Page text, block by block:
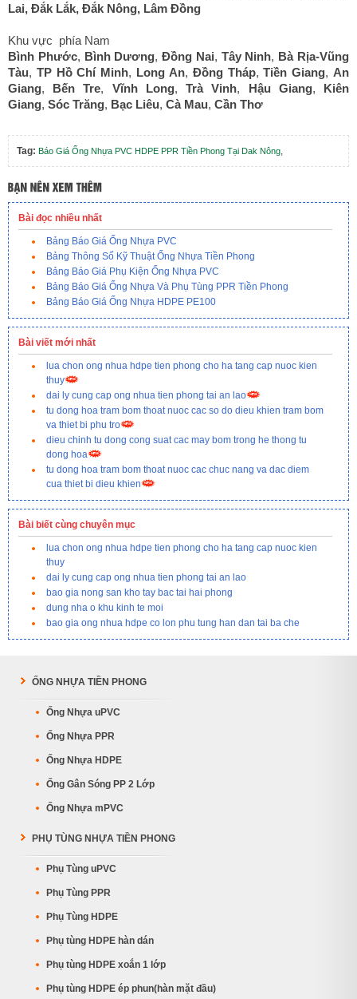
Lai, Đắk Lắk, Đắk Nông, Lâm Đồng
Khu vực phía Nam
Bình Phước, Bình Dương,Đồng Nai, Tây Ninh, Bà Rịa-Vũng
Tàu, TP Hồ Chí Minh, Long An, Đồng Tháp,Tiền Giang, An
Giang, Bến Tre, Vĩnh Long,Trà Vinh, Hậu Giang, Kiên
Giang, Sóc Trăng, Bạc Liêu, Cà Mau, Cần Thơ
Tag: Báo Giá Ống Nhựa PVC HDPE PPR Tiền Phong Tại Dak Nông,
Bài đọc nhiều nhất
Bảng Báo Giá Ống Nhựa PVC
Bảng Thông Số Kỹ Thuật Ống Nhựa Tiền Phong
Bảng Báo Giá Phụ Kiện Ống Nhựa PVC
Bảng Báo Giá Ống Nhựa Và Phụ Tùng PPR Tiền Phong
Bảng Báo Giá Ống Nhựa HDPE PE100
Bài viết mới nhất
lua chon ong nhua hdpe tien phong cho ha tang cap nuoc kien
thuy
dai ly cung cap ong nhua tien phong tai an lao
tu dong hoa tram bom thoat nuoc cac so do dieu khien tram bom
va thiet bi phu tro
dieu chinh tu dong cong suat cac may bom trong he thong tu
dong hoa
tu dong hoa tram bom thoat nuoc cac chuc nang va dac diem
cua thiet bi dieu khien
Bài biết cùng chuyên mục
lua chon ong nhua hdpe tien phong cho ha tang cap nuoc kien
thuy
dai ly cung cap ong nhua tien phong tai an lao
bao gia nong san kho tay bac tai hai phong
dung nha o khu kinh te moi
bao gia ong nhua hdpe co lon phu tung han dan tai ba che
ỐNG NHỰA TIỀN PHONG
Ống Nhựa uPVC
Ống Nhựa PPR
Ống Nhựa HDPE
Ống Gân Sóng PP 2 Lớp
Ống Nhựa mPVC
PHỤ TÙNG NHỰA TIỀN PHONG
Phụ Tùng uPVC
Phụ Tùng PPR
Phụ Tùng HDPE
Phụ tùng HDPE hàn dán
Phụ tùng HDPE xoắn 1 lớp
Phụ tùng HDPE ép phun(hàn mặt đầu)